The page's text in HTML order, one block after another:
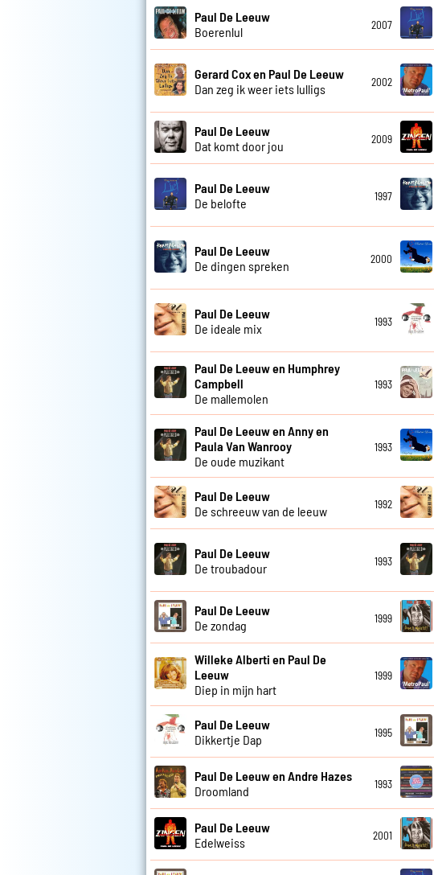
Paul De Leeuw
Boerenlul
2007
Gerard Cox en Paul De Leeuw
Dan zeg ik weer iets lulligs
2002
Paul De Leeuw
Dat komt door jou
2009
Paul De Leeuw
De belofte
1997
Paul De Leeuw
De dingen spreken
2000
Paul De Leeuw
De ideale mix
1993
Paul De Leeuw en Humphrey
Campbell
De mallemolen
1993
Paul De Leeuw en Anny en
Paula Van Wanrooy
De oude muzikant
1993
Paul De Leeuw
De schreeuw van de leeuw
1992
Paul De Leeuw
De troubadour
1993
Paul De Leeuw
De zondag
1999
Willeke Alberti en Paul De
Leeuw
Diep in mijn hart
1999
Paul De Leeuw
Dikkertje Dap
1995
Paul De Leeuw en Andre Hazes
Droomland
1993
Paul De Leeuw
Edelweiss
2001